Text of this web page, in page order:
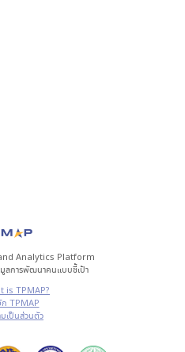
Analytics Platform
ลการพัฒนาคนแบบชี้เป้า
is TPMAP?
ก TPMAP
มเป็นส่วนตัว